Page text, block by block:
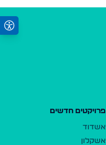
פרויקטים חדשים
אשדוד
אשקלון